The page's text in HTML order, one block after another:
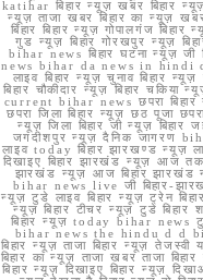
katihar बिहार न्यूज़ खबर बिहार
न्यूज़ ताजा खबर बिहार का न्यूज़
बिहार बिहार न्यूज़ गोपालगंज बिहार
गुड न्यूज़ बिहार गोरखपुर न्यूज़
bihar news बिहार घटना न्यूज़ जी
news bihar da news in hindi
लाइव बिहार न्यूज़ चुनाव बिहार न्यूज़
बिहार चौकीदार न्यूज़ बिहार चकिया
current bihar news छपरा
छपरा जिला बिहार न्यूज़ छठ पूजा
न्यूज़ जिला बिहार जी न्यूज़ बिहार
जगदीशपुर न्यूज़ दैनिक जागरण
लाइव today बिहार झारखण्ड न्यूज़
दिखाइए बिहार झारखंड न्यूज़ आज
झारखंड न्यूज़ आज बिहार झारखंड
bihar news live जी बिहार-
न्यूज़ टुडे लाइव बिहार न्यूज़ ट्रेन
न्यूज़ बिहार टीचर न्यूज़ टुडे
बिहार न्यूज़ today bihar news
bihar news the hindu d d
बिहार न्यूज़ ताजा बिहार न्यूज़
बिहार का न्यूज़ ताजा खबर ताजा
बिहार न्यूज़ दिखाइए बिहार न्यूज़